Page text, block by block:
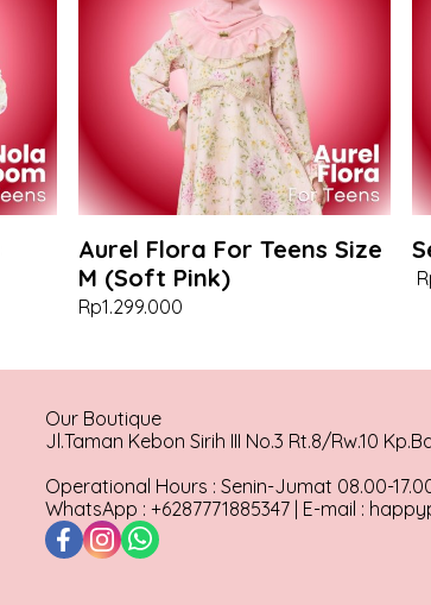
Aurel Flora For Teens Size
M (Soft Pink)
Rp1.299.000
Our Boutique
Jl.Taman Kebon Sirih III No.3 Rt.8/Rw.10
Operational Hours : Senin-Jumat 08.00-
WhatsApp : +6287771885347 | E-mail :